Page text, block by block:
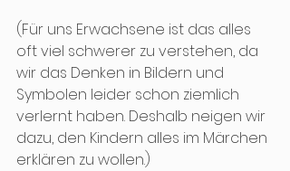
(Für uns Erwachsene ist das alles
oft viel schwerer zu verstehen, da
wir das Denken in Bildern und
Symbolen leider schon ziemlich
verlernt haben. Deshalb neigen wir
dazu, den Kindern alles im Märchen
erklären zu wollen.)